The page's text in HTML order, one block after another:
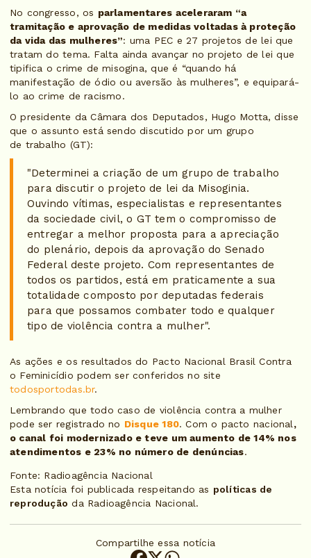
No congresso, os parlamentares aceleraram “a
tramitação e aprovação de medidas voltadas à proteção
da vida das mulheres”: uma PEC e 27 projetos de lei que
tratam do tema. Falta ainda avançar no projeto de lei que
tipifica o crime de misogina, que é “quando há
manifestação de ódio ou aversão às mulheres”, e equipará-
lo ao crime de racismo.
O presidente da Câmara dos Deputados, Hugo Motta, disse
que o assunto está sendo discutido por um grupo
de trabalho (GT):
"Determinei a criação de um grupo de trabalho
para discutir o projeto de lei da Misoginia.
Ouvindo vítimas, especialistas e representantes
da sociedade civil, o GT tem o compromisso de
entregar a melhor proposta para a apreciação
do plenário, depois da aprovação do Senado
Federal deste projeto. Com representantes de
todos os partidos, está em praticamente a sua
totalidade composto por deputadas federais
para que possamos combater todo e qualquer
tipo de violência contra a mulher".
As ações e os resultados do Pacto Nacional Brasil Contra
o Feminicídio podem ser conferidos no site
todosportodas.br.
Lembrando que todo caso de violência contra a mulher
pode ser registrado no Disque 180. Com o pacto nacional,
o canal foi modernizado e teve um aumento de 14% nos
atendimentos e 23% no número de denúncias.
Fonte: Radioagência Nacional
Esta notícia foi publicada respeitando as políticas de
reprodução da Radioagência Nacional.
Compartilhe essa notícia